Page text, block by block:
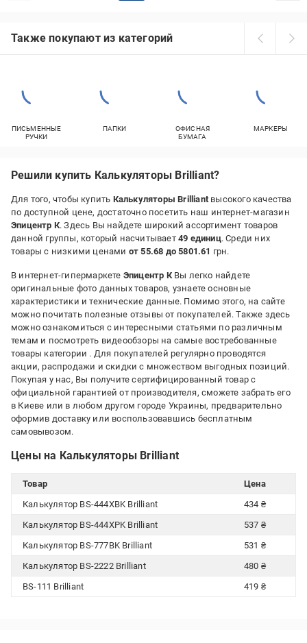
Также покупают из категорий
ПИСЬМЕННЫЕ
РУЧКИ
ПАПКИ
ОФИСНАЯ
БУМАГА
МАРКЕРЫ
Решили купить Калькуляторы Brilliant?
Для того, чтобы купить Калькуляторы Brilliantвысокого качества
по доступной цене, достаточно посетить наш интернет-магазин
Эпицентр К. Здесь Вы найдете широкий ассортимент товаров
данной группы, который насчитывает 49 единиц. Среди них
товары с низкими ценами от 55.68 до 5801.61 грн.
В интернет-гипермаркете Эпицентр КВы легко найдете
оригинальные фото данных товаров, узнаете основные
характеристики и технические данные. Помимо этого, на сайте
можно почитать полезные отзывы от покупателей. Также здесь
можно ознакомиться с интересными статьями по различным
темам и посмотреть видеообзоры на самые востребованные
товары категории . Для покупателей регулярно проводятся
акции, распродажи и скидки с множеством выгодных позиций.
Покупая у нас, Вы получите сертифицированный товар с
официальной гарантией от производителя, сможете забрать его
в Киеве или в любом другом городе Украины, предварительно
оформив доставку или воспользовавшись бесплатным
самовывозом.
Цены на Калькуляторы Brilliant
Товар
Цена
Калькулятор BS-444XBK Brilliant
434 ₴
Калькулятор BS-444XPK Brilliant
537 ₴
Калькулятор BS-777BK Brilliant
531 ₴
Калькулятор BS-2222 Brilliant
480 ₴
BS-111 Brilliant
419 ₴